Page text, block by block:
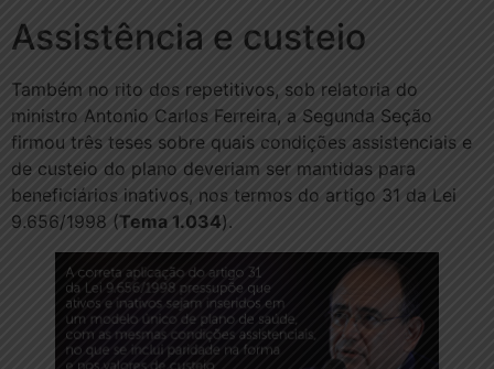
Assistência e c​usteio
Também no rito dos repetitivos, sob relatoria do
ministro Antonio Carlos Ferreira, a Segunda Seção
firmou três teses sobre quais condições assistenciais e
de custeio do plano deveriam ser mantidas para
beneficiários inativos, nos termos do artigo 31 da Lei
9.656/1998 (Tema 1.034).